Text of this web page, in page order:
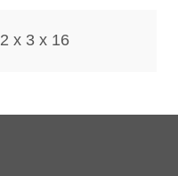
2 x 3 x 16